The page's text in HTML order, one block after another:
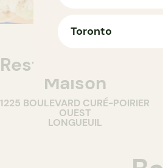
Restaurant Votre
Maison
1225 BOULEVARD CURÉ-POIRIER
OUEST
LONGUEUIL
Toronto